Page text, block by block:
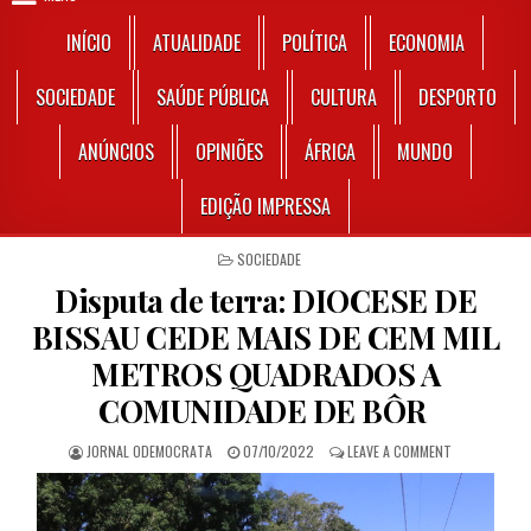
INÍCIO ATUALIDADE POLÍTICA
ECONOMIA
SOCIEDADE
SAÚDE PÚBLICA CULTURA
DESPORTO
ANÚNCIOS
OPINIÕES ÁFRICA
MUNDO
EDIÇÃO IMPRESSA
POSTED IN
SOCIEDADE
Disputa de terra: DIOCESE DE
BISSAU CEDE MAIS DE CEM MIL
METROS QUADRADOS A
COMUNIDADE DE BÔR
AUTHOR:
JORNAL ODEMOCRATA PUBLISHED DATE:
07/10/2022 LEAVE A COMMENTON DISPUTA